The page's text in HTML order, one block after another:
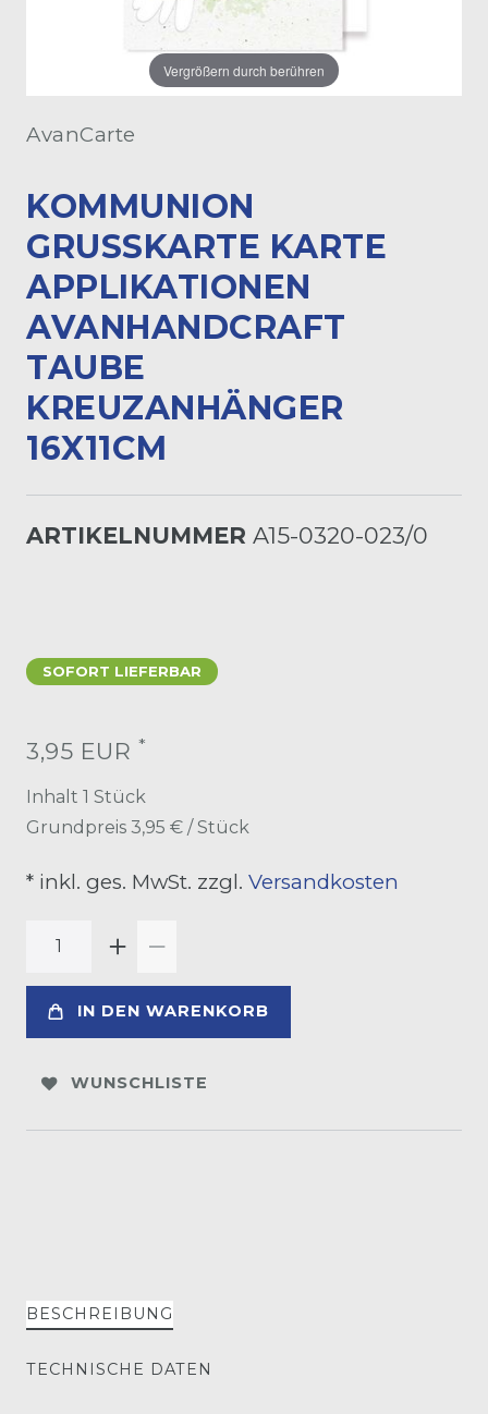
Vergrößern durch berühren
AvanCarte
KOMMUNION
GRUSSKARTE KARTE A
PPLIKATIONEN A
VANHANDCRAFT T
AUBE K
REUZANHÄNGER 1
6X11CM
ARTIKELNUMMER A15-0320-023/0
SOFORT LIEFERBAR
3,95 EUR *
Inhalt 1 Stück
Grundpreis 3,95 € / Stück
* inkl. ges. MwSt. zzgl. Versandkosten
IN DEN WARENKORB
WUNSCHLISTE
BESCHREIBUNG
TECHNISCHE DATEN